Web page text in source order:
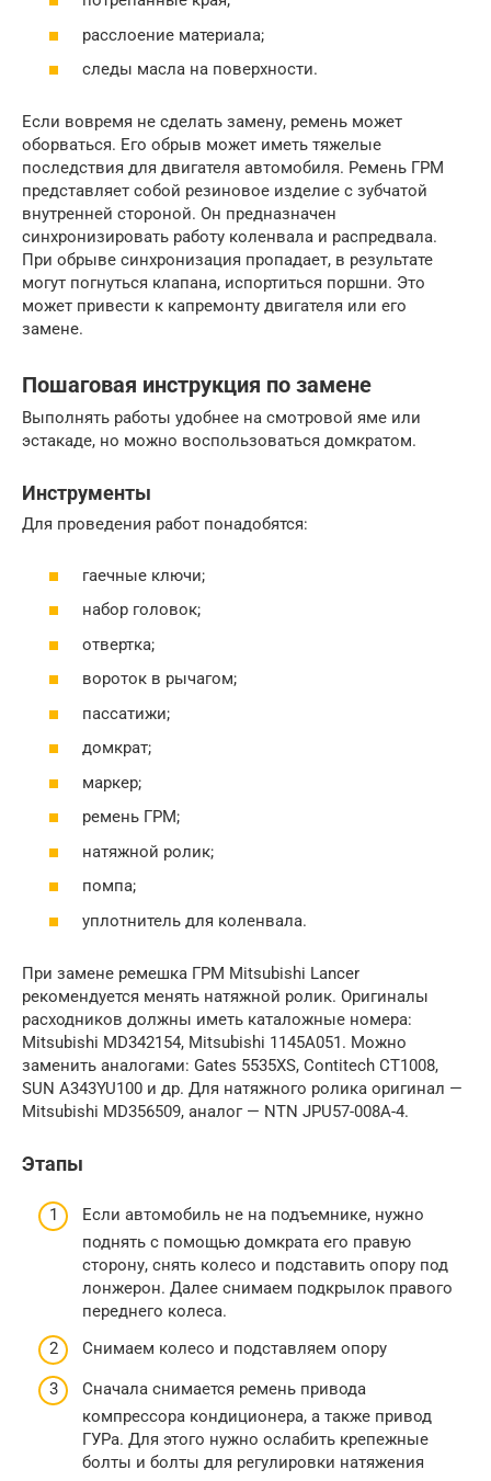
расслоение материала;
следы масла на поверхности.
Если вовремя не сделать замену, ремень может
оборваться. Его обрыв может иметь тяжелые
последствия для двигателя автомобиля. Ремень ГРМ
представляет собой резиновое изделие с зубчатой
внутренней стороной. Он предназначен
синхронизировать работу коленвала и распредвала.
При обрыве синхронизация пропадает, в результате
могут погнуться клапана, испортиться поршни. Это
может привести к капремонту двигателя или его
замене.
Пошаговая инструкция по замене
Выполнять работы удобнее на смотровой яме или
эстакаде, но можно воспользоваться домкратом.
Инструменты
Для проведения работ понадобятся:
гаечные ключи;
набор головок;
отвертка;
вороток в рычагом;
пассатижи;
домкрат;
маркер;
ремень ГРМ;
натяжной ролик;
помпа;
уплотнитель для коленвала.
При замене ремешка ГРМ Mitsubishi Lancer
рекомендуется менять натяжной ролик. Оригиналы
расходников должны иметь каталожные номера:
Mitsubishi MD342154, Mitsubishi 1145A051. Можно
заменить аналогами: Gates 5535XS, Contitech CT1008,
SUN A343YU100 и др. Для натяжного ролика оригинал —
Mitsubishi MD356509, аналог — NTN JPU57-008A-4.
Этапы
Если автомобиль не на подъемнике, нужно
поднять с помощью домкрата его правую
сторону, снять колесо и подставить опору под
лонжерон. Далее снимаем подкрылок правого
переднего колеса.
Снимаем колесо и подставляем опору
Сначала снимается ремень привода
компрессора кондиционера, а также привод
ГУРа. Для этого нужно ослабить крепежные
болты и болты для регулировки натяжения